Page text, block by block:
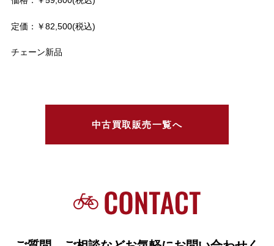
定価：￥82,500(税込)
チェーン新品
中古買取販売一覧へ